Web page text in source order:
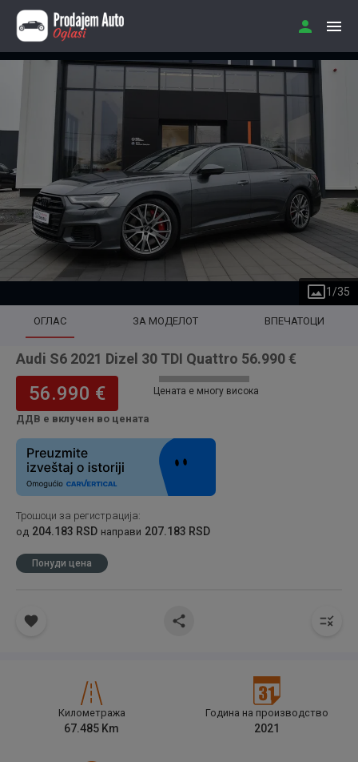
1 /35
ОГЛАС ЗА МОДЕЛОТ ВПЕЧАТОЦИ
Audi S6 2021 Dizel 30 TDI Quattro 56.990 €
56.990 €
ДДВ е вклучен во цената
Цената е многу висока
Трошоци за регистрација:
од 204.183 RSD направи 207.183 RSD
Понуди цена
Километража
67.485 Km
Година на производство
2021